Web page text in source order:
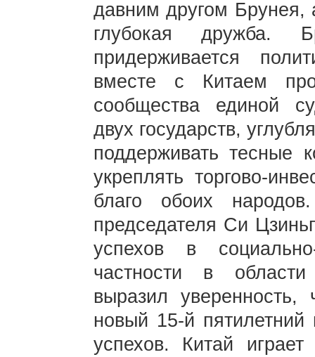
давним другом Брунея,
глубокая дружба.
придерживается
вместе с Китаем
сообщества единой
двух государств,
поддерживать тесные
укреплять торгово-
благо обоих
председателя Си
успехов в
частности в
выразил уверенность,
новый 15-й
успехов. Китай